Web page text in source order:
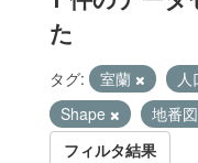
た
タグ: 室蘭 人
Shape
地番図
フィルタ結果